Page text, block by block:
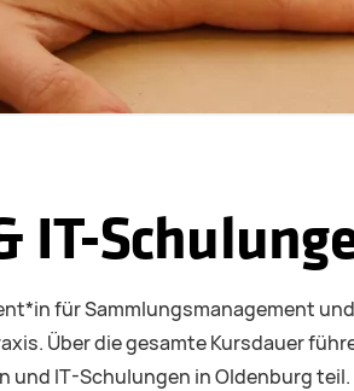
IT-
für Sammlungsmanagement
Über die gesamte Kursdauer
und IT-Schulungen in Oldenburg